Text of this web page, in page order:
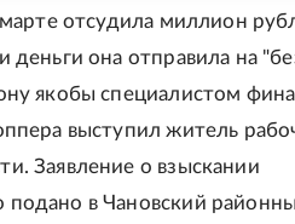
отсудила миллион
деньги она отправила на
якобы специалистом
выступил житель
Заявление о взыскании
в Чановский